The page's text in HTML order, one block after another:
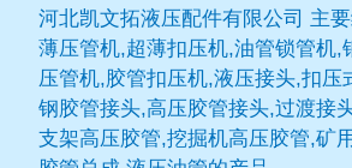
河北凯文拓液压配件有限公司 主
薄压管机,超薄扣压机,油管锁管机,
压管机,胶管扣压机,液压接头,扣压
钢胶管接头,高压胶管接头,过渡接
支架高压胶管,挖掘机高压胶管,矿